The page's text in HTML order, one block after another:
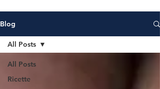
Blog
All Posts
Ricette
All Posts